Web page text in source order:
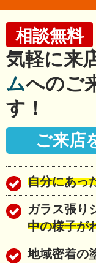
相談無料
気軽に来
ムへのご
す！
ご来店
自分にあっ
ガラス張り
中の様子が
地域密着の